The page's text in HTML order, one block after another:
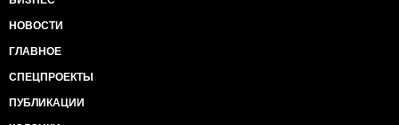
НОВОСТИ
ГЛАВНОЕ
СПЕЦПРОЕКТЫ
ПУБЛИКАЦИИ